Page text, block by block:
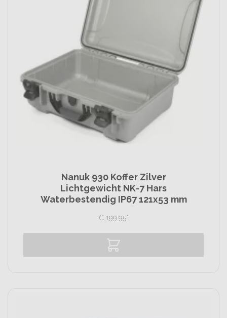
Nanuk 930 Koffer Zilver
Lichtgewicht NK-7 Hars
Waterbestendig IP67 121x53 mm
€ 199, 95*